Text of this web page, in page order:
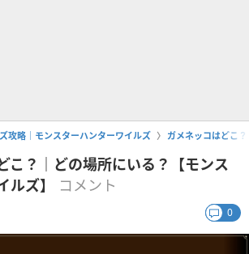
攻略｜モンスターハンターワイルズ ガメネッコはどこ
こ？｜どの場所にいる？【モンス
ズ】
コメント
0